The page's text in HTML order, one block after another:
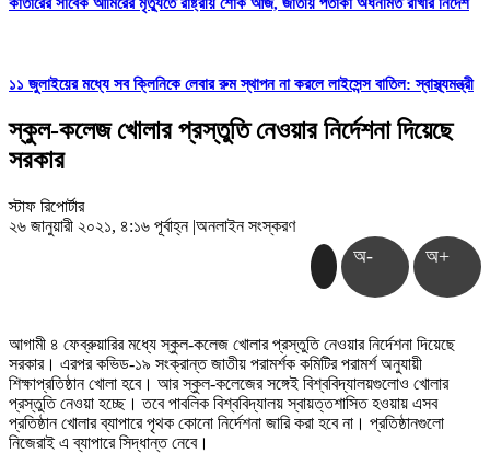
১১ জুলাইয়ের মধ্যে সব ক্লিনিকে লেবার রুম স্থাপন না করলে লাইসেন্স বাতিল: স্বাস্থ্যমন্ত্রী
স্কুল-কলেজ খোলার প্রস্তুতি নেওয়ার নির্দেশনা দিয়েছে
সরকার
স্টাফ রিপোর্টার
২৬ জানুয়ারী ২০২১, ৪:১৬ পূর্বাহ্ন |অনলাইন সংস্করণ
অ- অ+
আগামী ৪ ফেব্রুয়ারির মধ্যে স্কুল-কলেজ খোলার প্রস্তুতি নেওয়ার নির্দেশনা দিয়েছে
সরকার। এরপর কভিড-১৯ সংক্রান্ত জাতীয় পরামর্শক কমিটির পরামর্শ অনুযায়ী
শিক্ষাপ্রতিষ্ঠান খোলা হবে। আর স্কুল-কলেজের সঙ্গেই বিশ্ববিদ্যালয়গুলোও খোলার
প্রস্তুতি নেওয়া হচ্ছে। তবে পাবলিক বিশ্ববিদ্যালয় স্বায়ত্তশাসিত হওয়ায় এসব
প্রতিষ্ঠান খোলার ব্যাপারে পৃথক কোনো নির্দেশনা জারি করা হবে না। প্রতিষ্ঠানগুলো
নিজেরাই এ ব্যাপারে সিদ্ধান্ত নেবে।